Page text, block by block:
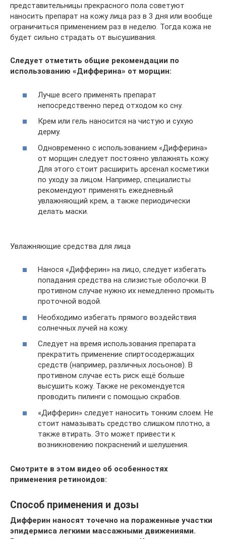
представительницы прекрасного пола советуют
наносить препарат на кожу лица раз в 3 дня или вообще
ограничиться применением раз в неделю. Тогда кожа не
будет сильно страдать от высушивания.
Следует отметить общие рекомендации по
использованию «Дифферина» от морщин:
Лучше всего применять препарат
непосредственно перед отходом ко сну.
Крем или гель наносится на чистую и сухую
дерму.
Одновременно с использованием «Дифферина»
от морщин следует постоянно увлажнять кожу.
Для этого стоит расширить арсенал косметики
по уходу за лицом. Например, специалисты
рекомендуют применять ежедневный
увлажняющий крем, а также периодически
делать маски.
Увлажняющие средства для лица
Нанося «Дифферин» на лицо, следует избегать
попадания средства на слизистые оболочки. В
противном случае нужно их немедленно промыть
проточной водой.
Необходимо избегать прямого воздействия
солнечных лучей на кожу.
Следует на время использования препарата
прекратить применение спиртосодержащих
средств (например, различных лосьонов). В
противном случае есть риск ещё больше
высушить кожу. Также не рекомендуется
проводить пилинги с помощью скрабов.
«Дифферин» следует наносить тонким слоем. Не
стоит намазывать средство слишком плотно, а
также втирать. Это может привести к
возникновению покраснений и шелушения.
Смотрите в этом видео об особенностях
применения ретиноидов:
Способ применения и дозы
Дифферин наносят точечно на пораженные участки
эпидермиса легкими массажными движениями.